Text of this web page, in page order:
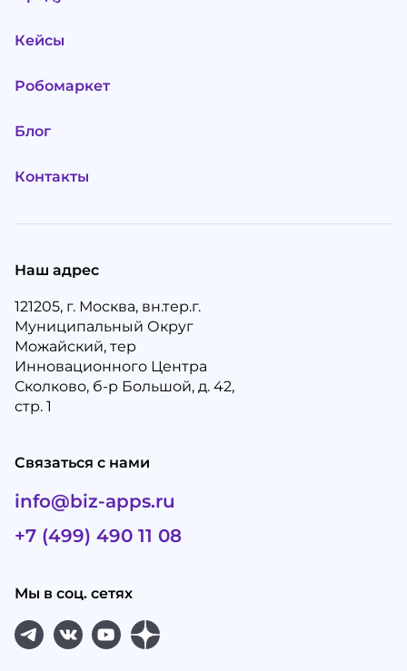
Кейсы
Робомаркет
Блог
Контакты
Наш адрес
121205, г. Москва, вн.тер.г.
Муниципальный Округ
Можайский, тер
Инновационного Центра
Сколково, б-р Большой, д. 42,
стр. 1
Связаться с нами
info@biz-apps.ru
+7 (499) 490 11 08
Мы в соц. сетях